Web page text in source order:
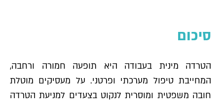
סיכום
הטרדה מינית בעבודה היא תופעה חמורה ורחבה,
המחייבת טיפול מערכתי ופרטני. על מעסיקים מוטלת
חובה משפטית ומוסרית לנקוט בצעדים למניעת הטרדה